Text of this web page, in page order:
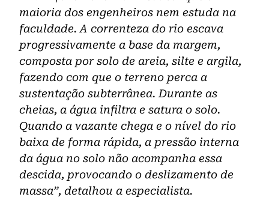
maioria dos engenheiros nem estuda na
faculdade. A correnteza do rio escava
progressivamente a base da margem,
composta por solo de areia, silte e argila,
fazendo com que o terreno perca a
sustentação subterrânea. Durante as
cheias, a água infiltra e satura o solo.
Quando a vazante chega e o nível do rio
baixa de forma rápida, a pressão interna
da água no solo não acompanha essa
descida, provocando o deslizamento de
massa”, detalhou a especialista.